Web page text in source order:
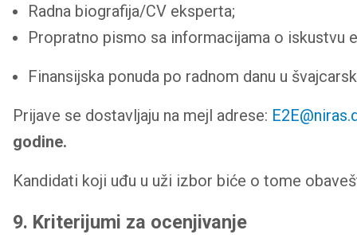
Radna biografija/CV eksperta;
Propratno pismo sa informacijama o iskustvu
Finansijska ponuda po radnom danu u
Prijave se dostavljaju na mejl adrese:
godine.
Kandidati koji uđu u uži izbor biće o tome
9. Kriterijumi za ocenjivanje